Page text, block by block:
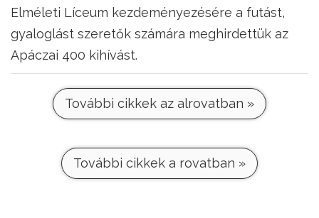
Elméleti Líceum kezdeményezésére a futást,
gyaloglást szeretők számára meghirdettük az
Apáczai 400 kihívást.
További cikkek az alrovatban »
További cikkek a rovatban »